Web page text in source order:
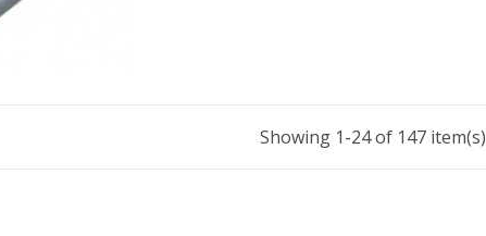
Showing 1-24 of 147 item(s)